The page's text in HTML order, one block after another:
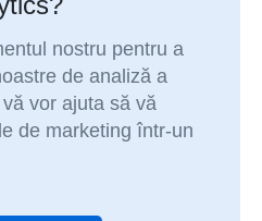
nostru pentru a
de analiză a
vor ajuta să vă
de marketing într-un